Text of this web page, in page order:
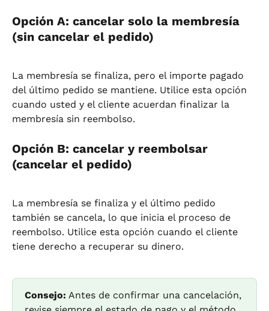
Opción A: cancelar solo la membresía
(sin cancelar el pedido)
La membresía se finaliza, pero el importe pagado
del último pedido se mantiene. Utilice esta opción
cuando usted y el cliente acuerdan finalizar la
membresía sin reembolso.
Opción B: cancelar y reembolsar
(cancelar el pedido)
La membresía se finaliza y el último pedido
también se cancela, lo que inicia el proceso de
reembolso. Utilice esta opción cuando el cliente
tiene derecho a recuperar su dinero.
Consejo: Antes de confirmar una cancelación,